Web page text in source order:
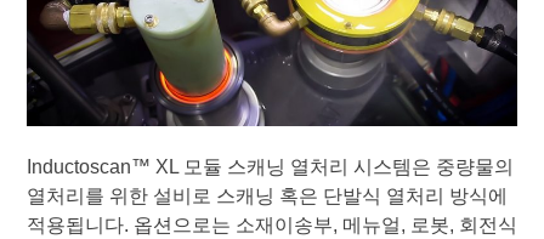
Inductoscan™ XL 모듈 스캐닝 열처리 시스템은 중량물의
열처리를 위한 설비로 스캐닝 혹은 단발식 열처리 방식에
적용됩니다. 옵션으로는 소재이송부, 메뉴얼, 로봇, 회전식